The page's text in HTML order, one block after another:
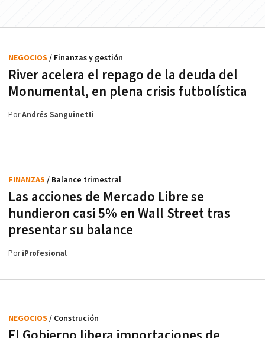
River acelera el repago de la deuda del
Monumental, en plena crisis futbolística
NEGOCIOS / Finanzas y gestión
PorAndrés Sanguinetti
Las acciones de Mercado Libre se
hundieron casi 5% en Wall Street tras
presentar su balance
FINANZAS / Balance trimestral
PoriProfesional
NEGOCIOS / Construción